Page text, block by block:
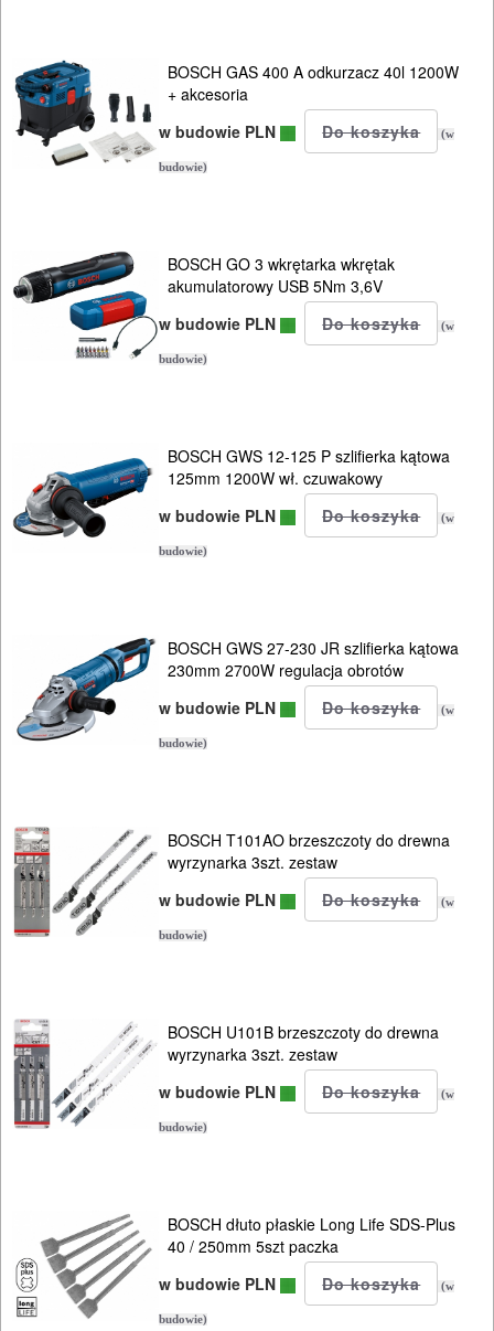
ELEKTRONARZĘDZIA
SIECIOWE
ELEKTRONARZĘDZIA
OSPRZĘT
I
AKCESORIA
DO
MAGAZYNOWANIE
I
TRANSPORTOWANIE
BOSCH GAS 400 A odkurzacz 40l 1200W
+ akcesoria
w budowie PLN
(w
budowie)
BOSCH GO 3 wkrętarka wkrętak
akumulatorowy USB 5Nm 3,6V
w budowie PLN
(w
budowie)
BOSCH GWS 12-125 P szlifierka kątowa
125mm 1200W wł. czuwakowy
w budowie PLN
(w
budowie)
BOSCH GWS 27-230 JR szlifierka kątowa
230mm 2700W regulacja obrotów
w budowie PLN
(w
budowie)
BOSCH T101AO brzeszczoty do drewna
wyrzynarka 3szt. zestaw
w budowie PLN
(w
budowie)
BOSCH U101B brzeszczoty do drewna
wyrzynarka 3szt. zestaw
w budowie PLN
(w
budowie)
BOSCH dłuto płaskie Long Life SDS-Plus
40 / 250mm 5szt paczka
w budowie PLN
(w
budowie)